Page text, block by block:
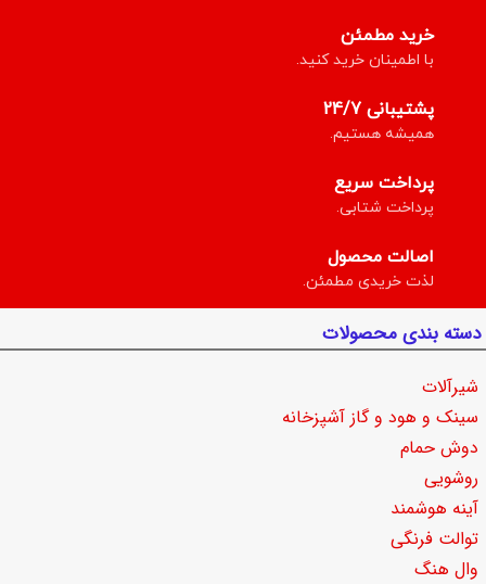
خرید مطمئن
با اطمینان خرید کنید.
پشتیبانی 24/7
همیشه هستیم.
پرداخت سریع
پرداخت شتابی.
اصالت محصول
لذت خریدی مطمئن.
دسته بندی محصولات
شیرآلات
سینک و هود و گاز آشپزخانه
دوش حمام
روشویی
آینه هوشمند
توالت فرنگی
وال هنگ